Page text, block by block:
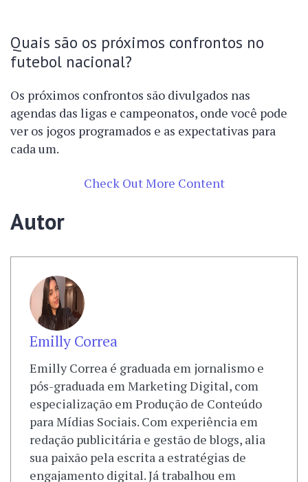
Quais são os próximos confrontos no
futebol nacional?
Os próximos confrontos são divulgados nas
agendas das ligas e campeonatos, onde você pode
ver os jogos programados e as expectativas para
cada um.
Check Out More Content
Autor
Emilly Correa
Emilly Correa é graduada em jornalismo e
pós-graduada em Marketing Digital, com
especialização em Produção de Conteúdo
para Mídias Sociais. Com experiência em
redação publicitária e gestão de blogs, alia
sua paixão pela escrita a estratégias de
engajamento digital. Já trabalhou em